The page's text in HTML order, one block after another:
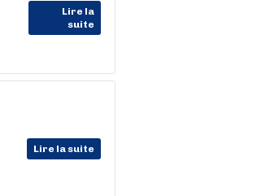
Lire la
suite
Lire la suite